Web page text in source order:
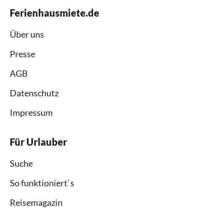
Ferienhausmiete.de
Über uns
Presse
AGB
Datenschutz
Impressum
Für Urlauber
Suche
So funktioniert`s
Reisemagazin